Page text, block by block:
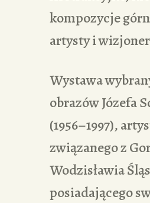
kompozycje
artysty i
Wystawa
obrazów Józefa
(1956–1997),
związanego z
Wodzisławia
posiadającego